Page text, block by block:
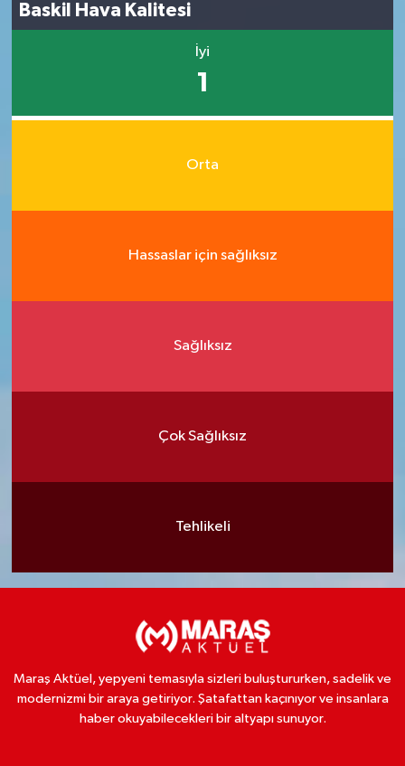
Baskil Hava Kalitesi
İyi
1
Orta
Hassaslar için sağlıksız
Sağlıksız
Çok Sağlıksız
Tehlikeli
Maraş Aktüel, yepyeni temasıyla sizleri buluştururken, sadelik ve
modernizmi bir araya getiriyor. Şatafattan kaçınıyor ve insanlara
haber okuyabilecekleri bir altyapı sunuyor.